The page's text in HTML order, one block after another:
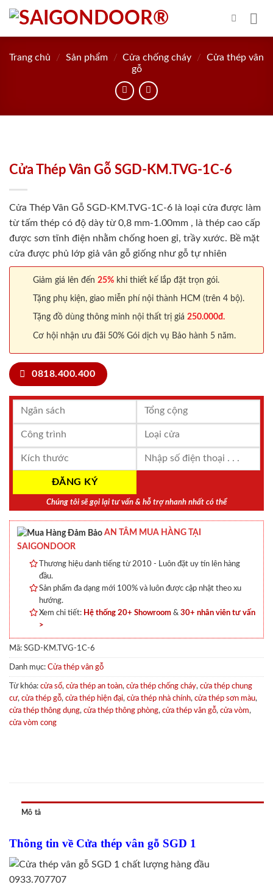
Skip
content
Trang chủ / Sản phẩm / Cửa chống cháy /
Cửa thép vân
gỗ
Cửa Thép Vân Gỗ SGD-KM.TVG-1C-6
Cửa Thép Vân Gỗ SGD-KM.TVG-1C-6 là loại cửa được làm
từ tấm thép có độ dày từ 0,8 mm-1.00mm , là thép cao cấp
được sơn tĩnh điện nhằm chống hoen gỉ, trầy xước. Bề mặt
cửa được phủ lớp giả vân gỗ giống như gỗ tự nhiên
Giảm giá lên đến 25% khi thiết kế lắp đặt trọn gói.
Tặng phụ kiện, giao miễn phí nội thành HCM (trên 4 bộ).
Tặng đồ dùng thông minh nội thất trị giá 250.000đ.
Cơ hội nhận ưu đãi 50% Gói dịch vụ Bảo hành 5 năm.
0818.400.400
Chúng tôi sẽ gọi lại tư vấn & hỗ trợ nhanh nhất có thể
AN TÂM MUA HÀNG TẠI
SAIGONDOOR
Thương hiệu danh tiếng từ 2010 - Luôn đặt uy tín lên hàng
đầu.
Sản phẩm đa dạng mới 100% và luôn được cập nhật theo xu
hướng.
Xem chi tiết: Hệ thống 20+ Showroom & 30+ nhân viên tư vấn
>
Mã: SGD-KM.TVG-1C-6
Danh mục: Cửa thép vân gỗ
Từ khóa: cửa sổ, cửa thép an toàn, cửa thép chống cháy, cửa thép chung
cư, cửa thép gỗ, cửa thép hiện đại, cửa thép nhà chính, cửa thép sơn màu,
cửa thép thông dụng, cửa thép thông phòng, cửa thép vân gỗ, cửa vòm,
cửa vòm cong
Mô tả
Thông tin về Cửa thép vân gỗ SGD 1